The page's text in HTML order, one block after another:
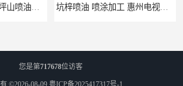
您是第717678位访客
©2026-08-09 粤ICP备2025417317号-1